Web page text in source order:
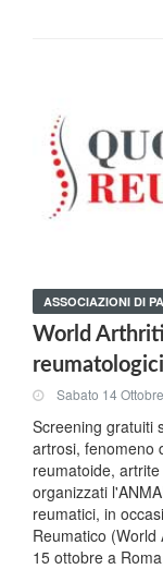
ASSOCIAZIONI DI
World
Sabato 14
Screening gratuiti
artrosi, fenomeno
reumatoide,
organizzati
reumatici, in
Reumatico
15 ottobre a